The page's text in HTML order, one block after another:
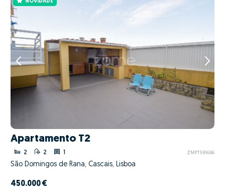
Apartamento T2
2 2 1 ZMPT591686
São Domingos de Rana, Cascais, Lisboa
450.000 €